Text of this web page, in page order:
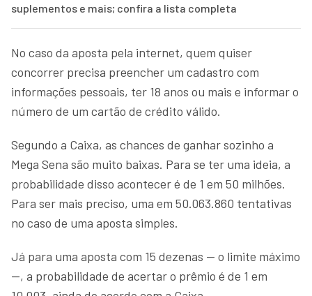
suplementos e mais; confira a lista completa
No caso da aposta pela internet, quem quiser
concorrer precisa preencher um cadastro com
informações pessoais, ter 18 anos ou mais e informar o
número de um cartão de crédito válido.
Segundo a Caixa, as chances de ganhar sozinho a
Mega Sena são muito baixas. Para se ter uma ideia, a
probabilidade disso acontecer é de 1 em 50 milhões.
Para ser mais preciso, uma em 50.063.860 tentativas
no caso de uma aposta simples.
Já para uma aposta com 15 dezenas — o limite máximo
—, a probabilidade de acertar o prêmio é de 1 em